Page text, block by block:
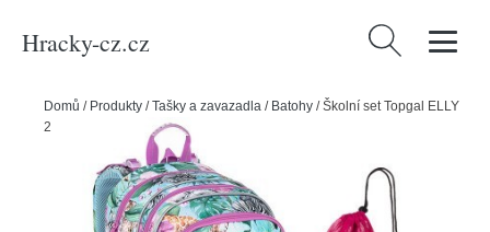
Hracky-cz.cz Vyhledávání
Domů / Produkty /Tašky a zavazadla / Batohy /Školní set Topgal ELLY
23004 G - batoh + penál + pytlík na přezůvky